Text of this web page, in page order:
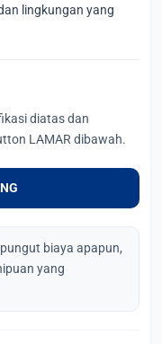
lingkungan yang
diatas dan
LAMAR dibawah.
biaya apapun,
yang